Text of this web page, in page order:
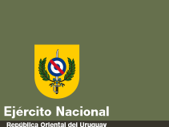
colocación